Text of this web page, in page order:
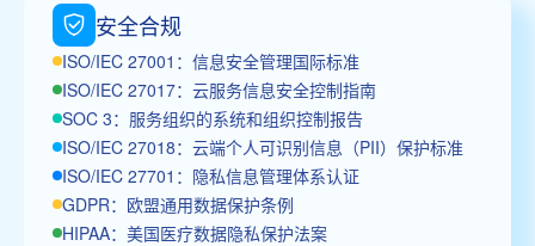
安全合规
ISO/IEC 27001：信息安全管理国际标准
ISO/IEC 27017：云服务信息安全控制指南
SOC 3：服务组织的系统和组织控制报告
ISO/IEC 27018：云端个人可识别信息（PII）保护标准
ISO/IEC 27701：隐私信息管理体系认证
GDPR：欧盟通用数据保护条例
HIPAA：美国医疗数据隐私保护法案